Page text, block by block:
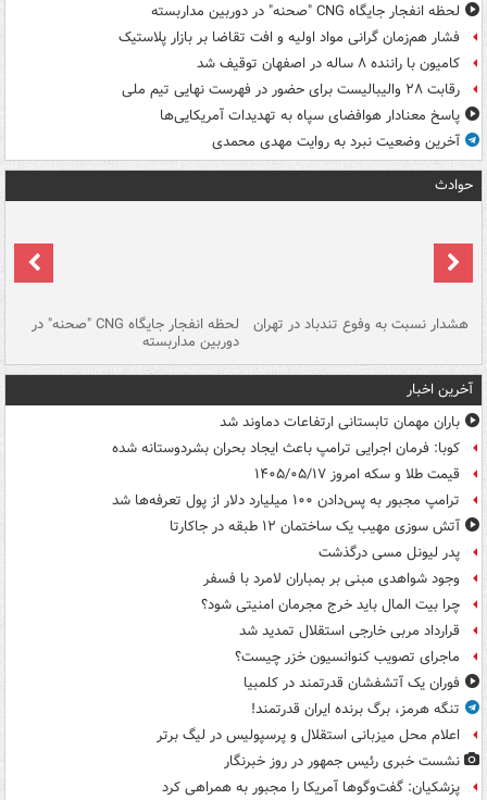
لحظه انفجار جایگاه CNG "صحنه" در دوربین مداربسته
فشار هم‌زمان گرانی مواد اولیه و افت تقاضا بر بازار پلاستیک
کامیون با راننده ۸ ساله در اصفهان توقیف شد
رقابت ۲۸ والیبالیست برای حضور در فهرست نهایی تیم ملی
پاسخ معنادار هوافضای سپاه به تهدیدات آمریکایی‌ها
آخرین وضعیت نبرد به روایت مهدی محمدی
حوادث
هشدار نسبت به وفوع تندباد در تهران لحظه انفجار جایگاه CNG "صحنه" در
دوربین مداربسته
آخرین اخبار
باران مهمان تابستانی ارتفاعات دماوند شد
کوبا: فرمان اجرایی ترامپ باعث ایجاد بحران بشردوستانه شده
قیمت طلا و سکه امروز ۱۴۰۵/۰۵/۱۷
ترامپ مجبور به پس‌دادن ۱۰۰ میلیارد دلار از پول تعرفه‌ها شد
آتش سوزی مهیب یک ساختمان ۱۲ طبقه در جاکارتا
پدر لیونل مسی درگذشت
وجود شواهدی مبنی بر بمباران لامرد با فسفر
چرا بیت المال باید خرج مجرمان امنیتی شود؟
قرارداد مربی خارجی استقلال تمدید شد
ماجرای تصویب کنوانسیون خزر چیست؟
فوران یک آتشفشان قدرتمند در کلمبیا
تنگه هرمز، برگ برنده ایران قدرتمند!
اعلام محل میزبانی استقلال و پرسپولیس در لیگ برتر
نشست خبری رئیس جمهور در روز خبرنگار
پزشکیان: گفت‌وگوها آمریکا را مجبور به همراهی کرد